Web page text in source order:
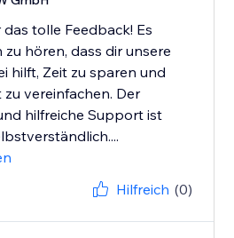
das tolle Feedback! Es
zu hören, dass dir unsere
hilft, Zeit zu sparen und
vereinfachen. Der
hilfreiche Support ist
Hilfreich (0)